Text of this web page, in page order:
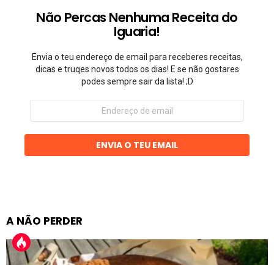
Não Percas Nenhuma Receita do
Iguaria!
Envia o teu endereço de email para receberes receitas,
dicas e truqes novos todos os dias! E se não gostares
podes sempre sair da lista! ;D
Endereço
email
ENVIA O TEU EMAIL
A NÃO PERDER